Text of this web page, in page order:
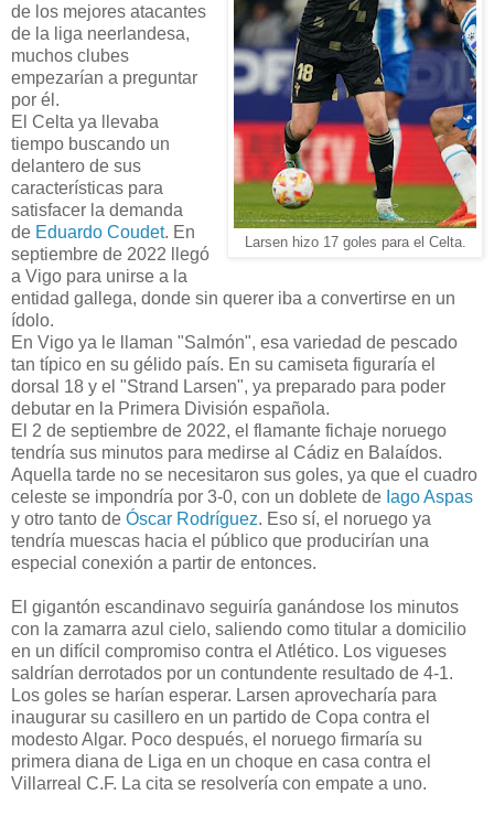
Larsen hizo 17 goles para el Celta.
de los mejores atacantes
de la liga neerlandesa,
muchos clubes
empezarían a preguntar
por él.
El Celta ya llevaba
tiempo buscando un
delantero de sus
características para
satisfacer la demanda
de Eduardo Coudet. En
septiembre de 2022 llegó
a Vigo para unirse a la
entidad gallega, donde sin querer iba a convertirse en un
ídolo.
En Vigo ya le llaman "Salmón", esa variedad de pescado
tan típico en su gélido país. En su camiseta figuraría el
dorsal 18 y el "Strand Larsen", ya preparado para poder
debutar en la Primera División española.
El 2 de septiembre de 2022, el flamante fichaje noruego
tendría sus minutos para medirse al Cádiz en Balaídos.
Aquella tarde no se necesitaron sus goles, ya que el cuadro
celeste se impondría por 3-0, con un doblete de Iago Aspas
y otro tanto de Óscar Rodríguez. Eso sí, el noruego ya
tendría muescas hacia el público que producirían una
especial conexión a partir de entonces.
El gigantón escandinavo seguiría ganándose los minutos
con la zamarra azul cielo, saliendo como titular a domicilio
en un difícil compromiso contra el Atlético. Los vigueses
saldrían derrotados por un contundente resultado de 4-1.
Los goles se harían esperar. Larsen aprovecharía para
inaugurar su casillero en un partido de Copa contra el
modesto Algar. Poco después, el noruego firmaría su
primera diana de Liga en un choque en casa contra el
Villarreal C.F. La cita se resolvería con empate a uno.